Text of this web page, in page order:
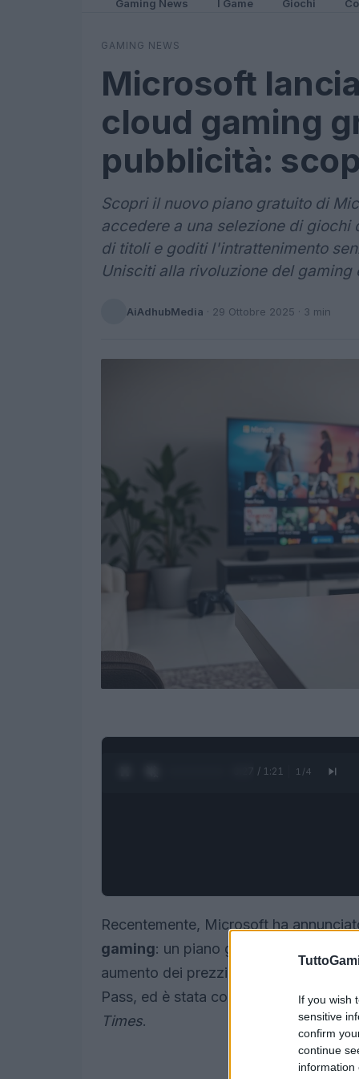
If you wish
sensitive
confirm
continue
information
Gaming News I Game Giochi
GAMING NEWS
Microsoft
cloud gaming
pubblicità:
Scopri il nuovo piano gratuito di
accedere a una selezione di
di titoli e goditi l'intrattenimento
Unisciti alla rivoluzione del
AiAdhubMedia · 29 Ottobre 2025 · 3 min
0:28 / 1:21 1 /4
Recentemente, Microsoft ha
gaming: un piano gratuito supportato
aumento dei prezzi e una
Pass, ed è stata confermata da un
Times.